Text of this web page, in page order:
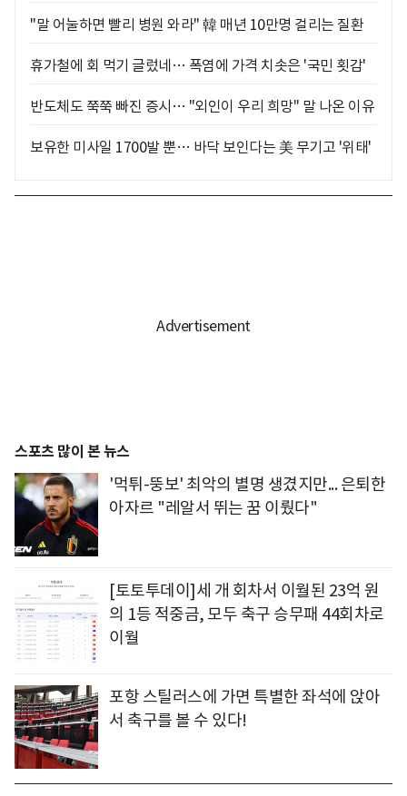
"말 어눌하면 빨리 병원 와라" 韓 매년 10만명 걸리는 질환
휴가철에 회 먹기 글렀네… 폭염에 가격 치솟은 '국민 횟감'
반도체도 쭉쭉 빠진 증시… "외인이 우리 희망" 말 나온 이유
보유한 미사일 1700발 뿐… 바닥 보인다는 美 무기고 '위태'
스포츠 많이 본 뉴스
'먹튀-뚱보' 최악의 별명 생겼지만... 은퇴한
아자르 "레알서 뛰는 꿈 이뤘다"
[토토투데이]세 개 회차서 이월된 23억 원
의 1등 적중금, 모두 축구 승무패 44회차로
이월
포항 스틸러스에 가면 특별한 좌석에 앉아
서 축구를 볼 수 있다!